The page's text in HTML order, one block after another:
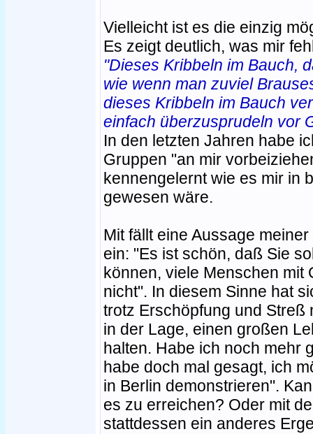
Vielleicht ist es die einzig
Es zeigt deutlich, was mir
"Dieses Kribbeln im Bauch,
wie wenn man zuviel
dieses Kribbeln im Bauch
einfach überzusprudeln vor
In den letzten Jahren habe
Gruppen "an mir
kennengelernt wie es mir in
gewesen wäre.
Mit fällt eine Aussage
ein: "Es ist schön, daß Sie
können, viele Menschen
nicht". In diesem Sinne hat
trotz Erschöpfung und Streß
in der Lage, einen großen
halten. Habe ich noch mehr
habe doch mal gesagt, ich
in Berlin demonstrieren".
es zu erreichen? Oder mit
stattdessen ein anderes